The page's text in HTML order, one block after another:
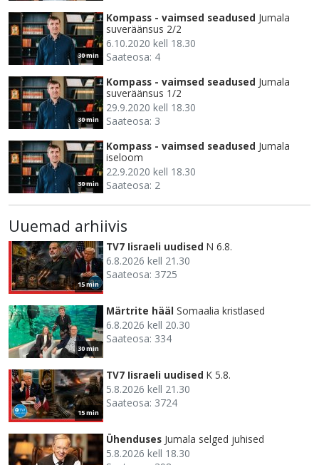
30 min
Kompass - vaimsed seadused Jumala
suveräänsus 2/2
6.10.2020 kell 18.30
Saateosa: 4
30 min
Kompass - vaimsed seadused Jumala
suveräänsus 1/2
29.9.2020 kell 18.30
Saateosa: 3
30 min
Kompass - vaimsed seadused Jumala
iseloom
22.9.2020 kell 18.30
Saateosa: 2
Uuemad arhiivis
15 min
TV7 Iisraeli uudised N 6.8.
6.8.2026 kell 21.30
Saateosa: 3725
30 min
Märtrite hääl Somaalia kristlased
6.8.2026 kell 20.30
Saateosa: 334
15 min
TV7 Iisraeli uudised K 5.8.
5.8.2026 kell 21.30
Saateosa: 3724
Ühenduses Jumala selged juhised
5.8.2026 kell 18.30